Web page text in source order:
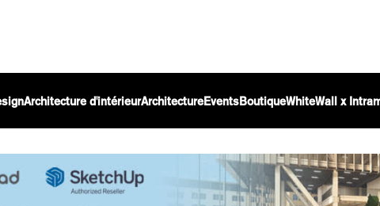
Architecture d'intérieurArchitectureEventsBoutiqueWhiteWall x